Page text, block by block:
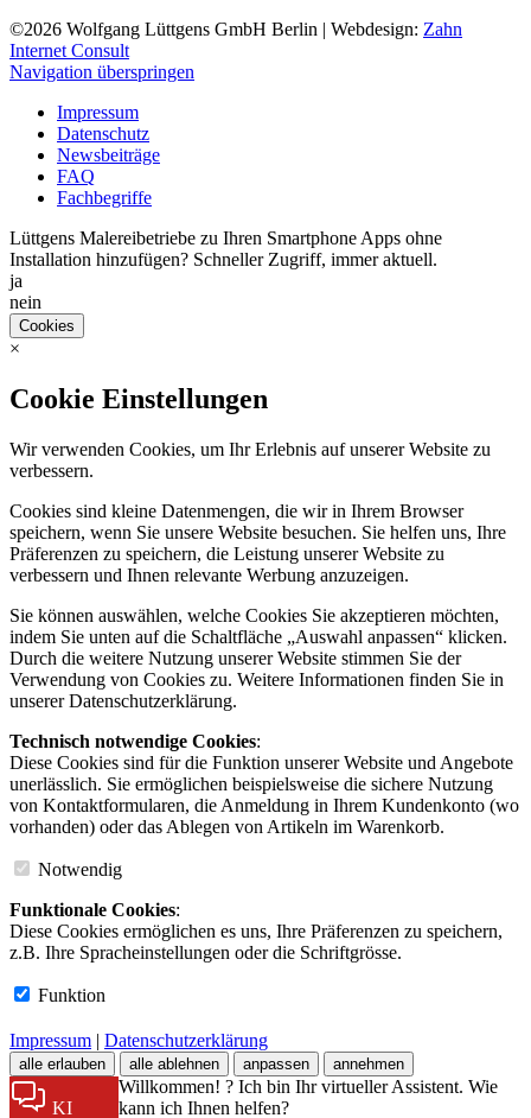
©2026 Wolfgang Lüttgens GmbH Berlin | Webdesign: Zahn
Internet Consult
Navigation überspringen
Impressum
Datenschutz
Newsbeiträge
FAQ
Fachbegriffe
Lüttgens Malereibetriebe zu Ihren Smartphone Apps ohne
Installation hinzufügen? Schneller Zugriff, immer aktuell.
ja
nein
Cookies
×
Cookie Einstellungen
Wir verwenden Cookies, um Ihr Erlebnis auf unserer Website zu
verbessern.
Cookies sind kleine Datenmengen, die wir in Ihrem Browser
speichern, wenn Sie unsere Website besuchen. Sie helfen uns, Ihre
Präferenzen zu speichern, die Leistung unserer Website zu
verbessern und Ihnen relevante Werbung anzuzeigen.
Sie können auswählen, welche Cookies Sie akzeptieren möchten,
indem Sie unten auf die Schaltfläche „Auswahl anpassen“ klicken.
Durch die weitere Nutzung unserer Website stimmen Sie der
Verwendung von Cookies zu. Weitere Informationen finden Sie in
unserer Datenschutzerklärung.
Technisch notwendige Cookies:
Diese Cookies sind für die Funktion unserer Website und Angebote
unerlässlich. Sie ermöglichen beispielsweise die sichere Nutzung
von Kontaktformularen, die Anmeldung in Ihrem Kundenkonto (wo
vorhanden) oder das Ablegen von Artikeln im Warenkorb.
Notwendig
Funktionale Cookies:
Diese Cookies ermöglichen es uns, Ihre Präferenzen zu speichern,
z.B. Ihre Spracheinstellungen oder die Schriftgrösse.
Funktion
Impressum | Datenschutzerklärung
alle erlauben alle ablehnen anpassen annehmen
KI
Willkommen! ? Ich bin Ihr virtueller Assistent. Wie
kann ich Ihnen helfen?